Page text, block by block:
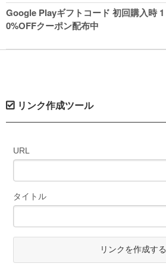
Google Playギフトコード 初回購入時 1
0%OFFクーポン配布中
リンク作成ツール
URL
タイトル
リンクを作成する